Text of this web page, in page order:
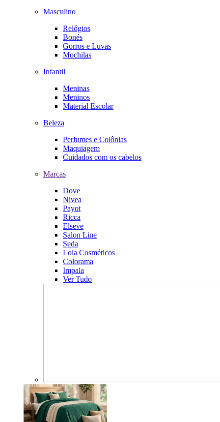
Masculino
Relógios
Bonés
Gorros e Luvas
Mochilas
Infantil
Meninas
Meninos
Material Escolar
Beleza
Perfumes e Colônias
Maquiagem
Cuidados com os cabelos
Marcas
Dove
Nivea
Payot
Ricca
Elseve
Salon Line
Seda
Lola Cosméticos
Colorama
Impala
Ver Tudo